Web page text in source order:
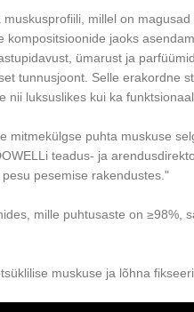
millel on
kompositsioonide jaoks
ümarust ja
tunnusjoont. Selle erakordne
luksuslikes kui ka
mitmekülgse puhta muskuse
teadus- ja
pesemise rakendustes."
mille puhtusaste on ≥98%,
muskuse ja lõhna